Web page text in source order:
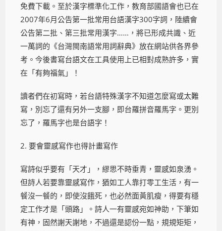
免費下載。至於漢字標準化工作，教育部國語會也已在
2007年6月公告第一批常用台語漢字300字詞，陸續會
公告第二批、第三批常用漢字……，將已形成共識、近
一萬詞的《台灣閩南語常用詞辭典》放在網站供各界參
考。今後書寫台語文在工具使用上已相對成熟許多，實
在「有夠福氣」！
讀者們在初寫時，若台語特殊漢字不知道怎麼寫或太難
寫，別忘了還有另外一支腳，即台羅拼音羅馬字。更別
忘了，羅馬字也是台語字！
2. 要會靈感寫作也得計畫寫作
寫詩似乎要有「天才」，繆思不時垂青，靈感如泉湧。
但詩人若要靠靈感寫作，猶如工人靠打零工生活，有一
餐沒一餐的，即使沒餓死，也必然面黃肌瘦，得要有穩
定工作才是「頭路」。詩人一有靈感宛如神助，下筆如
有神，固然謝天謝地，不過還是認份一點，規規矩矩，